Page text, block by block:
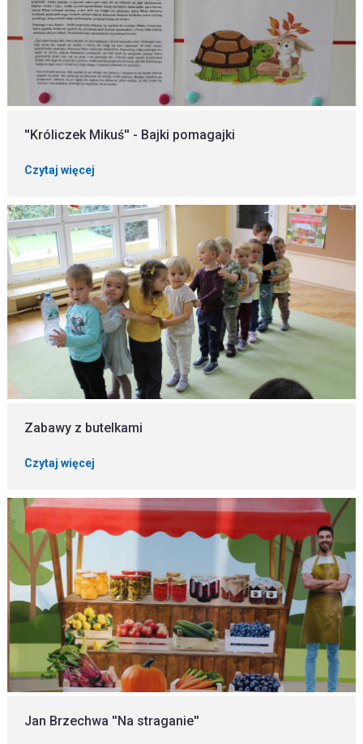
''Króliczek Mikuś'' - Bajki pomagajki
Czytaj więcej
Zabawy z butelkami
Czytaj więcej
Jan Brzechwa ''Na straganie''